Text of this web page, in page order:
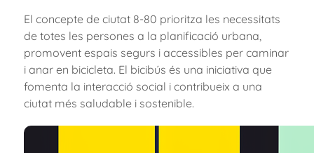
El concepte de ciutat 8-80 prioritza les necessitats
de totes les persones a la planificació urbana,
promovent espais segurs i accessibles per caminar
i anar en bicicleta. El bicibús és una iniciativa que
fomenta la interacció social i contribueix a una
ciutat més saludable i sostenible.